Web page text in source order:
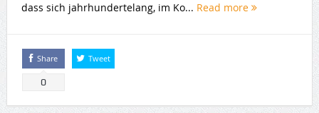
dass sich jahrhundertelang, im Ko... Read more
Share
0
Tweet